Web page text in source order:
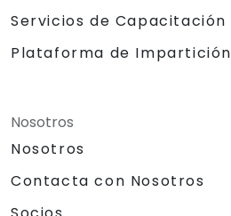
Servicios de Capacitación
Plataforma de
Nosotros
Nosotros
Contacta con Nosotros